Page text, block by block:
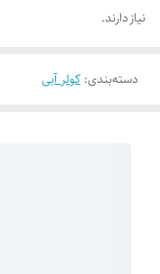
نیاز دارند.
دسته‌بندی: کولر آبی